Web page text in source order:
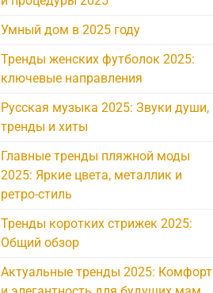
Умный дом в 2025 году
Тренды женских футболок 2025:
ключевые направления
Русская музыка 2025: Звуки души,
тренды и хиты
Главные тренды пляжной моды
2025: Яркие цвета, металлик и
ретро-стиль
Тренды коротких стрижек 2025:
Общий обзор
Актуальные тренды 2025: Комфорт